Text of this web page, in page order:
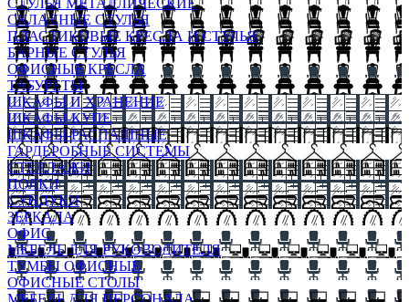
СТУЛЬЯ МЕТАЛЛИЧЕСКИЕ
СКЛАДНЫЕ СТУЛЬЯ
ПЛАСТИКОВЫЕ КРЕСЛА И СТУЛЬЯ
БАРНЫЕ СТУЛЬЯ
ОФИСНЫЕ КРЕСЛА
ТАБУРЕТЫ
ШКАФЫ И ХРАНЕНИЕ
ШКАФЫ-КУПЕ
ШКАФЫ-РАСПАШНЫЕ
ГАРДЕРОБНЫЕ СИСТЕМЫ
СТЕЛЛАЖИ
ПОЛКИ
СУНДУКИ
ЗЕРКАЛА
ОФИС
МЕБЕЛЬ ДЛЯ РУКОВОДИТЕЛЯ
ТУМБЫ ОФИСНЫЕ
ОФИСНЫЕ СТОЛЫ